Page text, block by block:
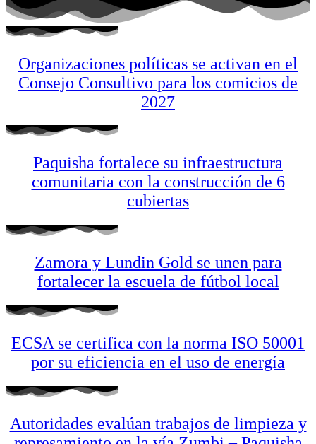
Organizaciones políticas se activan en el
Consejo Consultivo para los comicios de
2027
Paquisha fortalece su infraestructura
comunitaria con la construcción de 6
cubiertas
Zamora y Lundin Gold se unen para
fortalecer la escuela de fútbol local
ECSA se certifica con la norma ISO 50001
por su eficiencia en el uso de energía
Autoridades evalúan trabajos de limpieza y